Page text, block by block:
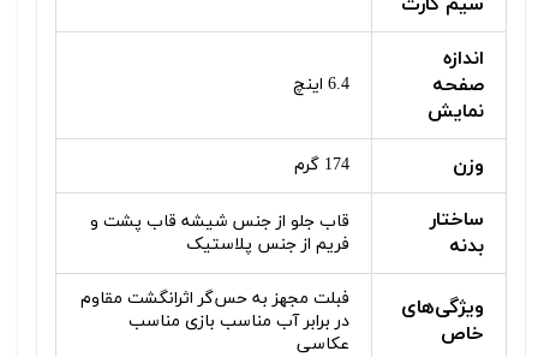
اندازه
صفحه
نمایش
6.4 اینچ
وزن 174 گرم
ساختار
بدنه
قاب جلو از جنس شیشه قاب پشت و
فریم از جنس پلاستیک
ویژگی‌های
خاص
فبلت مجهز به حس‌گر اثرانگشت مقاوم
در برابر آب مناسب بازی مناسب
عکاسی